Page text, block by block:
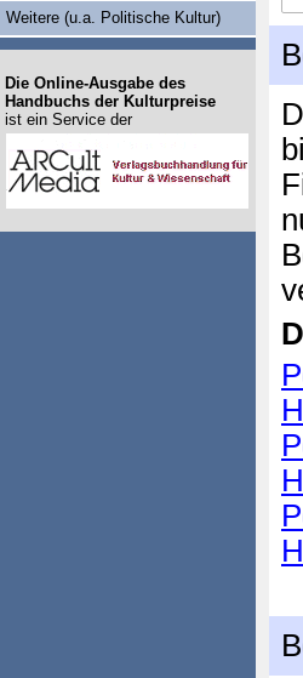
Weitere (u.a. Politische Kultur)
Die Online-Ausgabe des
Handbuchs der Kulturpreise
ist ein Service der